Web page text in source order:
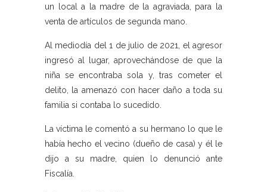
un local a la madre de la agraviada, para la
venta de artículos de segunda mano.
Al mediodía del 1 de julio de 2021, el agresor
ingresó al lugar, aprovechándose de que la
niña se encontraba sola y, tras cometer el
delito, la amenazó con hacer daño a toda su
familia si contaba lo sucedido.
La víctima le comentó a su hermano lo que le
había hecho el vecino (dueño de casa) y él le
dijo a su madre, quien lo denunció ante
Fiscalía.